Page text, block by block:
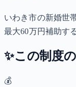
いわき市の新婚世
最大60万円補助す
✨この制度
💰